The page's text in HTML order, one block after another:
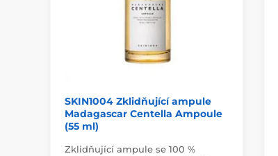
SKIN1004 Zklidňující ampule
Madagascar Centella Ampoule
(55 ml)
Zklidňující ampule se 100 %